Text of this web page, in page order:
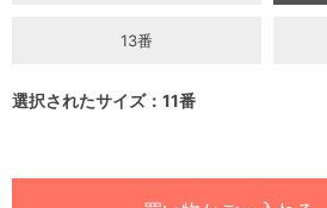
13番
選択されたサイズ：11番